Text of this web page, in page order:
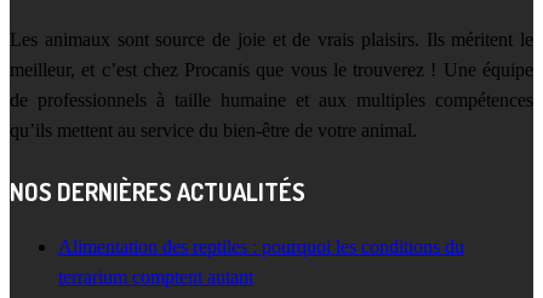
Les animaux sont source de joie et de vrais plaisirs. Ils méritent le
meilleur, et c’est chez Procanis que vous le trouverez ! Une équipe
de professionnels à taille humaine et aux multiples compétences
qu’ils mettent au service du bien-être de votre animal.
NOS DERNIÈRES ACTUALITÉS
Alimentation des reptiles : pourquoi les conditions du
terrarium comptent autant